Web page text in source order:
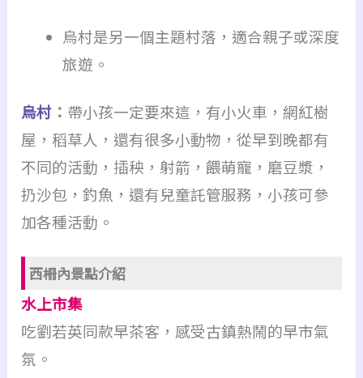
烏村是另一個主題村落，適合親子或深度
旅遊。
烏村 ： 帶小孩一定要來這，有小火車，網紅樹
屋，稻草人，還有很多小動物，從早到晚都有
不同的活動，插秧，射箭，餵萌寵，磨豆漿，
扔沙包，釣魚，還有兒童託管服務，小孩可參
加各種活動。
西柵內景點介紹
水上市集
吃劉若英同款早茶客，感受古鎮熱鬧的早市氣
氛。